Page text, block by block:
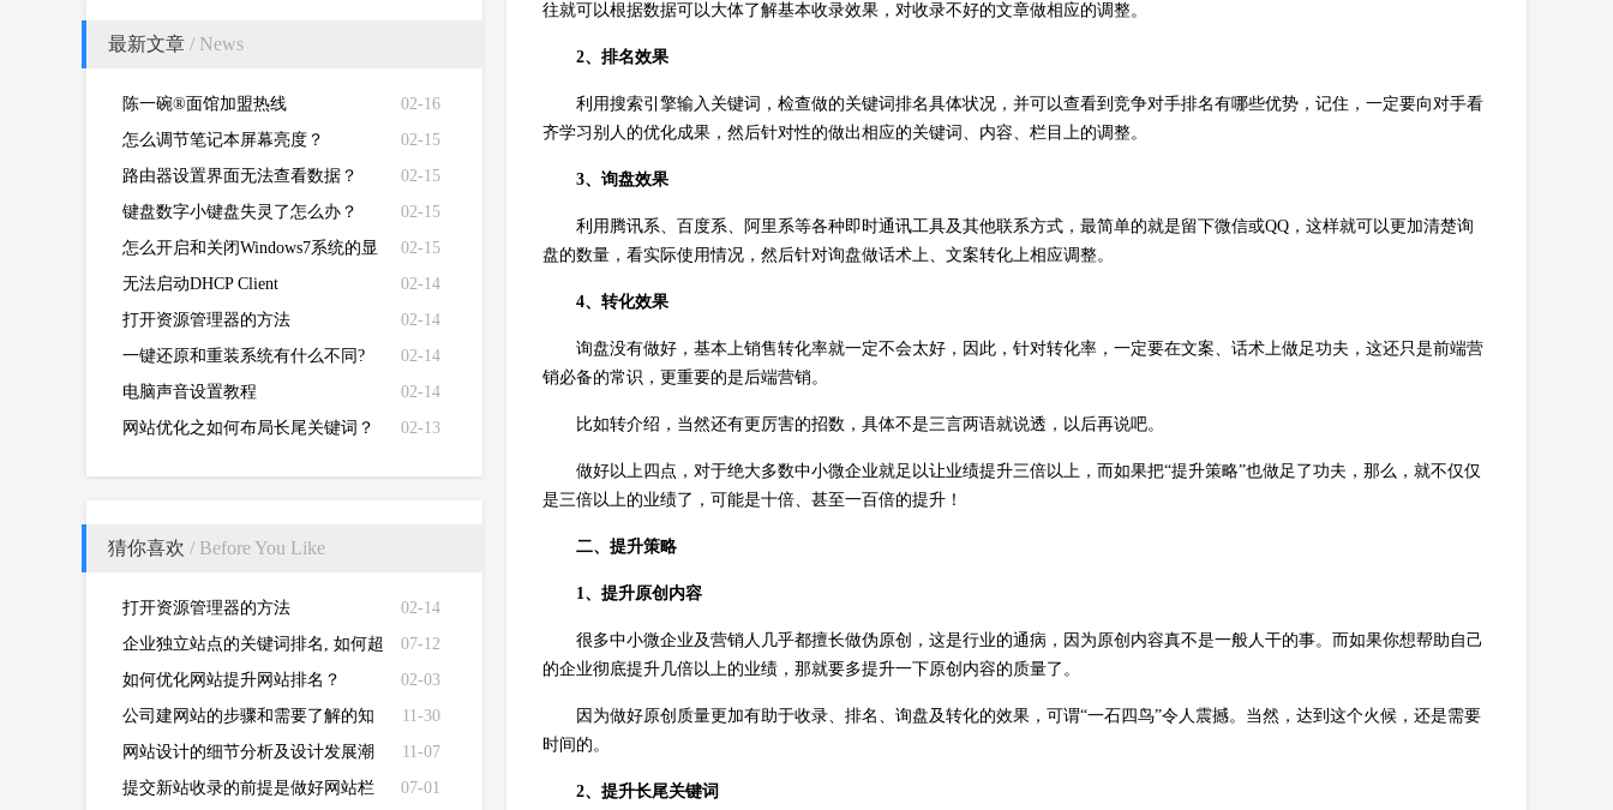
最新文章 / News
02-16
陈一碗®面馆加盟热线
02-15
怎么调节笔记本屏幕亮度？
02-15
路由器设置界面无法查看数据？
02-15
键盘数字小键盘失灵了怎么办？
02-15
怎么开启和关闭Windows7系统的显
卡硬件加速功能
02-14
无法启动DHCP Client
02-14
打开资源管理器的方法
02-14
一键还原和重装系统有什么不同?
02-14
电脑声音设置教程
02-13
网站优化之如何布局长尾关键词？
猜你喜欢 / Before You Like
02-14
打开资源管理器的方法
07-12
企业独立站点的关键词排名, 如何超
过行业点评类网站?
02-03
如何优化网站提升网站排名？
11-30
公司建网站的步骤和需要了解的知
识点?
11-07
网站设计的细节分析及设计发展潮
流预测
07-01
提交新站收录的前提是做好网站栏
往就可以根据数据可以大体了解基本收录效果，对收录不好的文章做相应的调整。
2、排名效果
利用搜索引擎输入关键词，检查做的关键词排名具体状况，并可以查看到竞争对手排名有哪些优势，记住，一定要向对手看
齐学习别人的优化成果，然后针对性的做出相应的关键词、内容、栏目上的调整。
3、询盘效果
利用腾讯系、百度系、阿里系等各种即时通讯工具及其他联系方式，最简单的就是留下微信或QQ，这样就可以更加清楚询
盘的数量，看实际使用情况，然后针对询盘做话术上、文案转化上相应调整。
4、转化效果
询盘没有做好，基本上销售转化率就一定不会太好，因此，针对转化率，一定要在文案、话术上做足功夫，这还只是前端营
销必备的常识，更重要的是后端营销。
比如转介绍，当然还有更厉害的招数，具体不是三言两语就说透，以后再说吧。
做好以上四点，对于绝大多数中小微企业就足以让业绩提升三倍以上，而如果把“提升策略”也做足了功夫，那么，就不仅仅
是三倍以上的业绩了，可能是十倍、甚至一百倍的提升！
二、提升策略
1、提升原创内容
很多中小微企业及营销人几乎都擅长做伪原创，这是行业的通病，因为原创内容真不是一般人干的事。而如果你想帮助自己
的企业彻底提升几倍以上的业绩，那就要多提升一下原创内容的质量了。
因为做好原创质量更加有助于收录、排名、询盘及转化的效果，可谓“一石四鸟”令人震撼。当然，达到这个火候，还是需要
时间的。
2、提升长尾关键词